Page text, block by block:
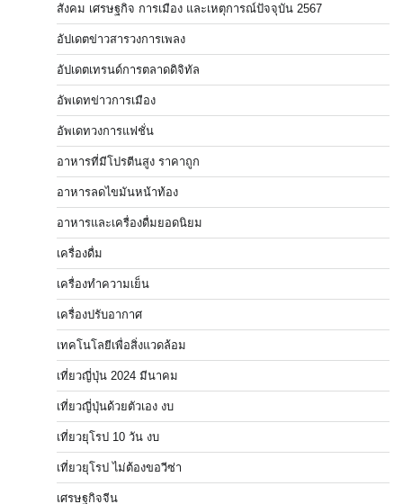
สังคม เศรษฐกิจ การเมือง และเหตุการณ์ปัจจุบัน 2567
อัปเดตข่าวสารวงการเพลง
อัปเดตเทรนด์การตลาดดิจิทัล
อัพเดทข่าวการเมือง
อัพเดทวงการแฟชั่น
อาหารที่มีโปรตีนสูง ราคาถูก
อาหารลดไขมันหน้าท้อง
อาหารและเครื่องดื่มยอดนิยม
เครื่องดื่ม
เครื่องทำความเย็น
เครื่องปรับอากาศ
เทคโนโลยีเพื่อสิ่งแวดล้อม
เที่ยวญี่ปุ่น 2024 มีนาคม
เที่ยวญี่ปุ่นด้วยตัวเอง งบ
เที่ยวยุโรป 10 วัน งบ
เที่ยวยุโรป ไม่ต้องขอวีซ่า
เศรษฐกิจจีน